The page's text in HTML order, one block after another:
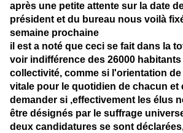
après une petite attente sur la date
président et du bureau nous voilà
semaine prochaine
il est a noté que ceci se fait dans la
voir indifférence des 26000 habitants
collectivité, comme si l'orientation
vitale pour le quotidien de chacun et
demander si ,effectivement les élus
être désignés par le suffrage
deux candidatures se sont